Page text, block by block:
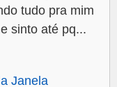
tudo pra mim
sinto até pq...
Janela